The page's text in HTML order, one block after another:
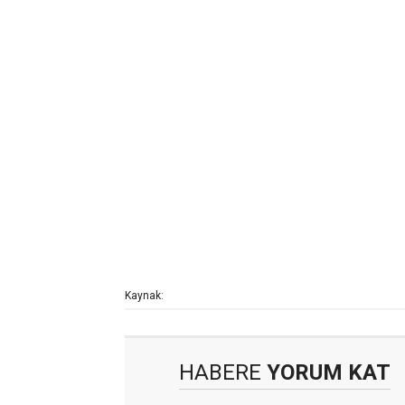
Kaynak:
HABERE YORUM KAT